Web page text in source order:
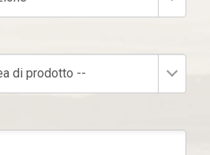
di prodotto --